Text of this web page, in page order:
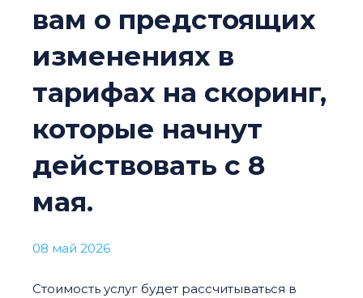
вам о предстоящих
изменениях в
тарифах на скоринг,
которые начнут
действовать с 8
мая.
08 май 2026
Стоимость услуг будет рассчитываться в